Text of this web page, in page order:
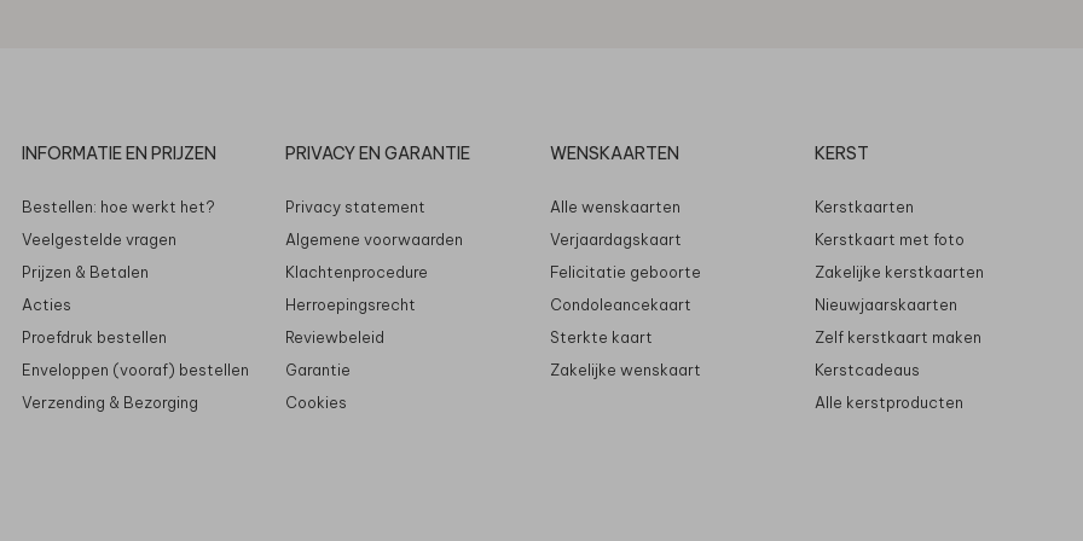
INFORMATIE EN PRIJZEN
Bestellen: hoe werkt het?
Veelgestelde vragen
Prijzen & Betalen
Acties
Proefdruk bestellen
Enveloppen (vooraf) bestellen
Verzending & Bezorging
PRIVACY EN GARANTIE
Privacy statement
Algemene voorwaarden
Klachtenprocedure
Herroepingsrecht
Reviewbeleid
Garantie
Cookies
WENSKAARTEN
Alle wenskaarten
Verjaardagskaart
Felicitatie geboorte
Condoleancekaart
Sterkte kaart
Zakelijke wenskaart
KERST
Kerstkaarten
Kerstkaart met foto
Zakelijke kerstkaarten
Nieuwjaarskaarten
Zelf kerstkaart maken
Kerstcadeaus
Alle kerstproducten